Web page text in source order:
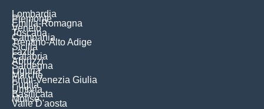
Lombardia
Piemonte
Emilia-Romagna
Veneto
Toscana
Campania
Trentino-Alto Adige
Sicilia
Lazio
Calabria
Abruzzi
Sardegna
Liguria
Marche
Friuli-Venezia Giulia
Puglia
Umbria
Basilicata
Molise
Valle D'aosta